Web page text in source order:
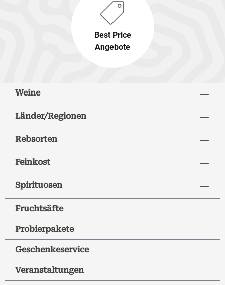
Best Price
Angebote
Weine
Länder/Regionen
Rebsorten
Feinkost
Spirituosen
Fruchtsäfte
Probierpakete
Geschenkeservice
Veranstaltungen